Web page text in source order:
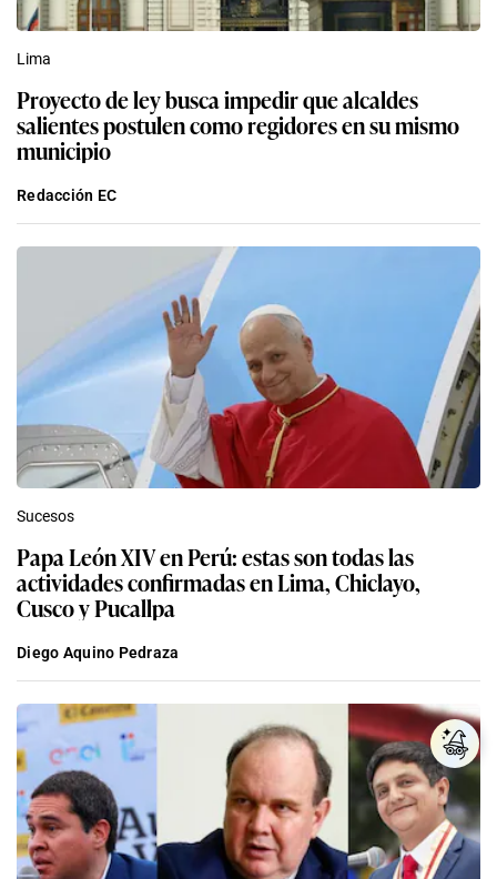
Lima
Proyecto de ley busca impedir que alcaldes
salientes postulen como regidores en su mismo
municipio
Redacción EC
Sucesos
Papa León XIV en Perú: estas son todas las
actividades confirmadas en Lima, Chiclayo,
Cusco y Pucallpa
Diego Aquino Pedraza